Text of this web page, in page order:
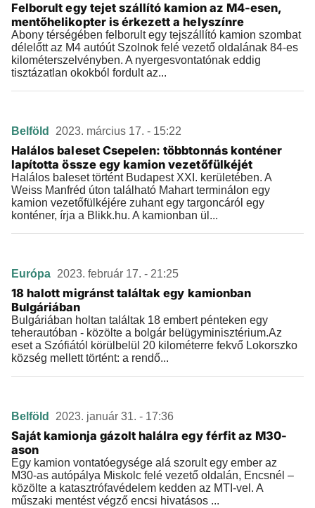
Felborult egy tejet szállító kamion az M4-esen,
mentőhelikopter is érkezett a helyszínre
Abony térségében felborult egy tejszállító kamion szombat
délelőtt az M4 autóút Szolnok felé vezető oldalának 84-es
kilométerszelvényben. A nyergesvontatónak eddig
tisztázatlan okokból fordult az...
Belföld 2023. március 17. - 15:22
Halálos baleset Csepelen: többtonnás konténer
lapította össze egy kamion vezetőfülkéjét
Halálos baleset történt Budapest XXI. kerületében. A
Weiss Manfréd úton található Mahart terminálon egy
kamion vezetőfülkéjére zuhant egy targoncáról egy
konténer, írja a Blikk.hu. A kamionban ül...
Európa 2023. február 17. - 21:25
18 halott migránst találtak egy kamionban
Bulgáriában
Bulgáriában holtan találtak 18 embert pénteken egy
teherautóban - közölte a bolgár belügyminisztérium.Az
eset a Szófiától körülbelül 20 kilométerre fekvő Lokorszko
község mellett történt: a rendő...
Belföld 2023. január 31. - 17:36
Saját kamionja gázolt halálra egy férfit az M30-
ason
Egy kamion vontatóegysége alá szorult egy ember az
M30-as autópálya Miskolc felé vezető oldalán, Encsnél –
közölte a katasztrófavédelem kedden az MTI-vel. A
műszaki mentést végző encsi hivatásos ...